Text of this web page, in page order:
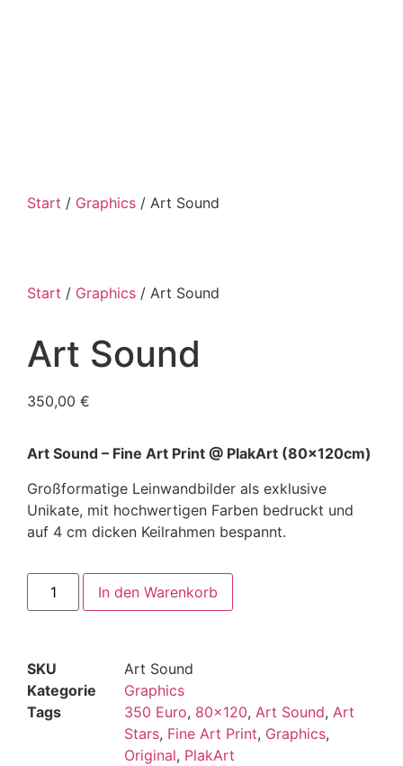
Start / Graphics / Art Sound
Start / Graphics / Art Sound
Art Sound
350,00 €
Art Sound – Fine Art Print @ PlakArt (80x120cm)
Großformatige Leinwandbilder als exklusive
Unikate, mit hochwertigen Farben bedruckt und
auf 4 cm dicken Keilrahmen bespannt.
In den Warenkorb
SKU
Art Sound
Kategorie
Graphics
Tags
350 Euro, 80x120, Art Sound, Art
Stars, Fine Art Print, Graphics,
Original, PlakArt